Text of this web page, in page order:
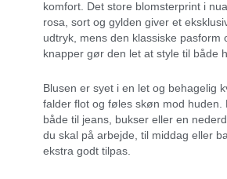
komfort. Det store blomsterprint i
rosa, sort og gylden giver et
udtryk, mens den klassiske pasform
knapper gør den let at style til både
Blusen er syet i en let og behagelig
falder flot og føles skøn mod huden.
både til jeans, bukser eller en
du skal på arbejde, til middag eller
ekstra godt tilpas.